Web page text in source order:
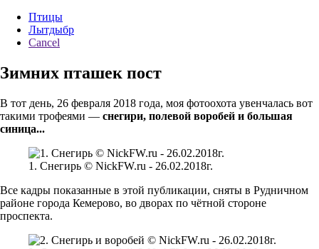
Птицы
Лытдыбр
Cancel
Зимних пташек пост
В тот день, 26 февраля 2018 года, моя фотоохота увенчалась вот
такими трофеями — снегири, полевой воробей и большая
синица...
1. Снегирь © NickFW.ru - 26.02.2018г.
Все кадры показанные в этой публикации, сняты в Рудничном
районе города Кемерово, во дворах по чётной стороне
проспекта.